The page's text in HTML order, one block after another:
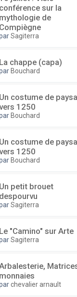
conférence sur la
mythologie de
Compiègne
Sagiterra
La chappe (capa)
Bouchard
Un costume de
vers 1250
Bouchard
Un costume de
vers 1250
Bouchard
Un petit brouet
despourvu
Sagiterra
Le "Camino" sur Arte
Sagiterra
monnaies
chevalier arnault